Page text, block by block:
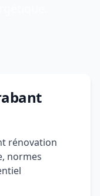
rénovation
normes